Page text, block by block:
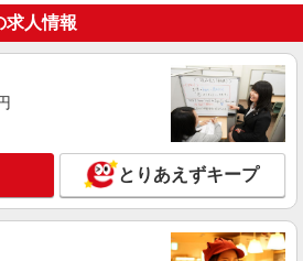
いたします。 ★時間外手当別途支給 ★上
働きがい向上手当を含みます。 ★働きが
当※26年6月改定（地域により異なる）
詳細を見る
の店舗スタッフ（接客・調理・清掃な
1,150円 ※22:00〜翌5:00：時給1,438円 ※
給1,140円 ※早朝手当（5:00〜9:00）時給
県千葉市中央区春日2-25-1竹久ビル1F
求人情報
とりあえずキープ